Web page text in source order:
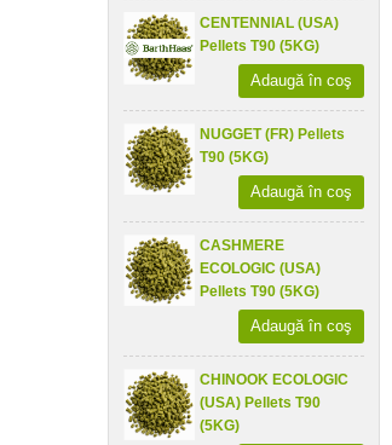
CENTENNIAL (USA)
Pellets T90 (5KG)
Adaugă în coş
NUGGET (FR) Pellets
T90 (5KG)
Adaugă în coş
CASHMERE
ECOLOGIC (USA)
Pellets T90 (5KG)
Adaugă în coş
CHINOOK ECOLOGIC
(USA) Pellets T90
(5KG)